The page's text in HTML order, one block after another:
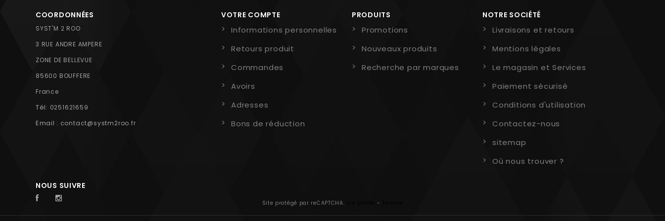
COORDONNÉES
SYST'M 2 ROO
3 RUE ANDRE AMPERE
ZONE DE BELLEVUE
85600 BOUFFERE
France
Tél: 0251621659
Email : contact@systm2roo.fr
VOTRE COMPTE
Informations personnelles
Retours produit
Commandes
Avoirs
Adresses
Bons de réduction
PRODUITS
Promotions
Nouveaux produits
Recherche par marques
NOTRE SOCIÉTÉ
Livraisons et retours
Mentions légales
Le magasin et Services
Paiement sécurisé
Conditions d'utilisation
Contactez-nous
sitemap
Où nous trouver ?
NOUS SUIVRE
Site protégé par reCAPTCHA. -